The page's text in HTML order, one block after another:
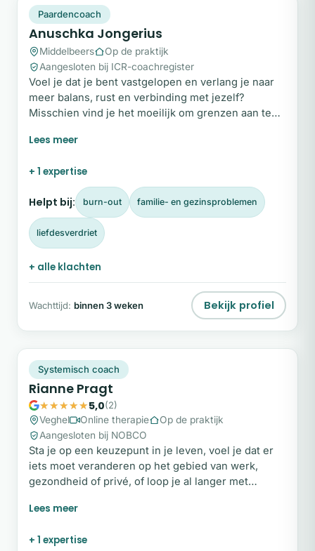
Plek beschikbaar
Paardencoach
Anuschka Jongerius
Middelbeers
Op de praktijk
Aangesloten bij ICR-coachregister
Voel je dat je bent vastgelopen en verlang je naar
meer balans, rust en verbinding met jezelf?
Misschien vind je het moeilijk om grenzen aan te
of merk je dat veranderingen in je leven veel
staan bij wat er écht in je leeft. Door de eerlijke en
oordeelloze spiegel van paarden krijg je inzicht in
patronen, emoties en gedrag.
+ 1 expertise
Helpt bij: burn-out familie- en gezinsproblemen
liefdesverdriet
+ alle klachten
Wachttijd: binnen 3 weken Bekijk profiel
Plek beschikbaar
Systemisch coach
Rianne Pragt
5,0(2)
Veghel
Online therapie
Op de praktijk
Aangesloten bij NOBCO
Sta je op een keuzepunt in je leven, voel je dat er
iets moet veranderen op het gebied van werk,
gezondheid of privé, of loop je al langer met
vertellen? Ik help je weer te leren luisteren naar de
natuur met opstellingen en (systemisch)
+ 1 expertise